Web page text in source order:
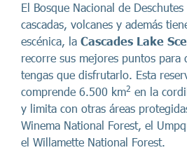
El Bosque Nacional de
cascadas, volcanes y además
escénica, la Cascades Lake
recorre sus mejores puntos para
tengas que disfrutarlo. Esta
comprende 6.500 km2 en la
y limita con otras áreas
Winema National Forest, el
el Willamette National Forest.